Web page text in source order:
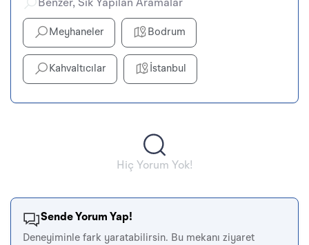
Benzer, Sık Yapılan Aramalar
Meyhaneler Bodrum
Kahvaltıcılar İstanbul
Hiç Yorum Yok!
Sende Yorum Yap!
Deneyiminle fark yaratabilirsin. Bu mekanı ziyaret